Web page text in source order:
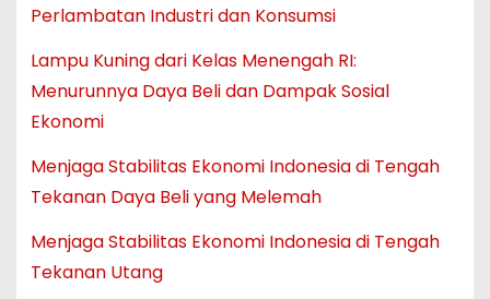
Perlambatan Industri dan Konsumsi
Lampu Kuning dari Kelas Menengah RI:
Menurunnya Daya Beli dan Dampak Sosial
Ekonomi
Menjaga Stabilitas Ekonomi Indonesia di Tengah
Tekanan Daya Beli yang Melemah
Menjaga Stabilitas Ekonomi Indonesia di Tengah
Tekanan Utang